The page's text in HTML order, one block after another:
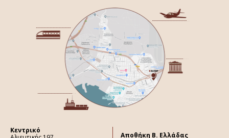
Κεντρικό
Aποθήκη Β. Ελλάδας